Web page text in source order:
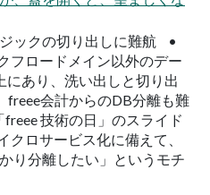
ックの切り出しに難航 •
フロードメイン以外のデー
にあり、洗い出しと切り出
会計からのDB分離も難
技術の日」のスライド
ロサービス化に備えて、
り分離したい」というモチ